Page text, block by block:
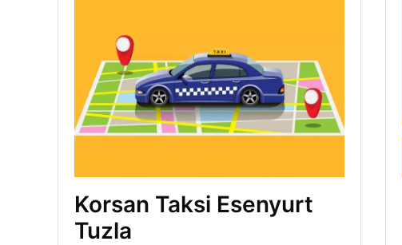
Korsan Taksi Esenyurt
Tuzla